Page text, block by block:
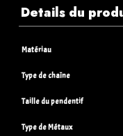
Details du
Matériau
Type de chaîne
Taille du pendentif
Type de Métaux